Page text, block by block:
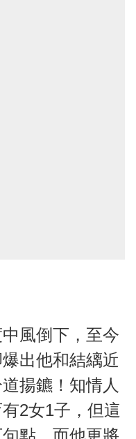
風倒下，至今
出他和結縭近
揚鑣！知情人
2女1子，但這
點，而他更將